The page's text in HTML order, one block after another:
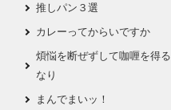
推しパン３選
カレーってからいですか
煩悩を断ぜずして咖喱を得る
なり
まんでまいッ！